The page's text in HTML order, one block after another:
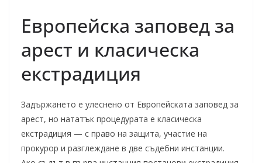
Европейска заповед за
арест и класическа
екстрадиция
Задържането е улеснено от Европейската заповед за
арест, но нататък процедурата е класическа
екстрадиция — с право на защита, участие на
прокурор и разглеждане в две съдебни инстанции.